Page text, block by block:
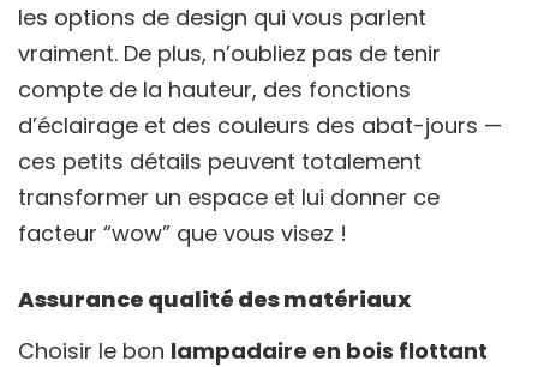
les options de design qui vous parlent
vraiment. De plus, n’oubliez pas de tenir
compte de la hauteur, des fonctions
d’éclairage et des couleurs des abat-jours —
ces petits détails peuvent totalement
transformer un espace et lui donner ce
facteur “wow” que vous visez !
Assurance qualité des matériaux
Choisir le bon lampadaire en bois flottant